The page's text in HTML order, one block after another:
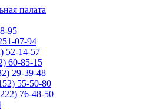
95
07-94
52-14-57
60-85-15
29-39-48
55-50-80
76-48-50